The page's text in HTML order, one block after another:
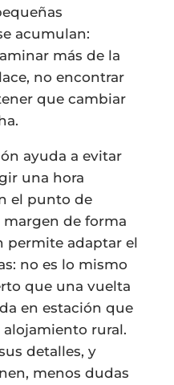
acumulan:
más de la
no encontrar
que cambiar
ayuda a evitar
una hora
el punto de
de forma
permite adaptar el
no es lo mismo
que una vuelta
en estación que
rural.
detalles, y
menos dudas